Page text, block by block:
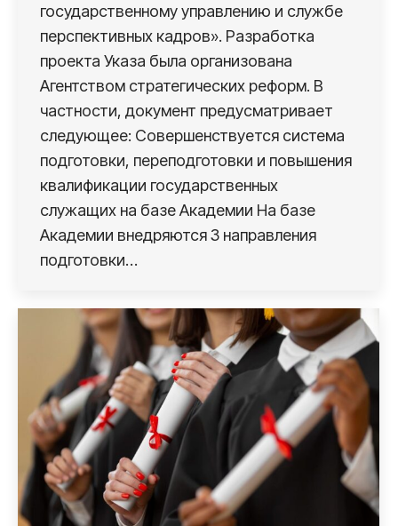
государственному управлению и службе
перспективных кадров». Разработка
проекта Указа была организована
Агентством стратегических реформ. В
частности, документ предусматривает
следующее: Совершенствуется система
подготовки, переподготовки и повышения
квалификации государственных
служащих на базе Академии На базе
Академии внедряются 3 направления
подготовки…